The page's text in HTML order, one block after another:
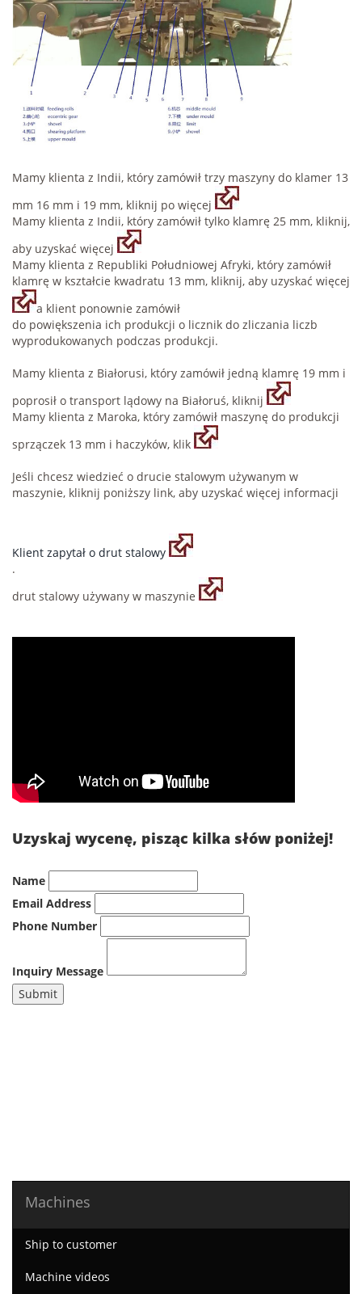
Mamy klienta z Indii, który zamówił trzy maszyny do klamer 13
mm 16 mm i 19 mm, kliknij po więcej
Mamy klienta z Indii, który zamówił tylko klamrę 25 mm, kliknij,
aby uzyskać więcej
Mamy klienta z Republiki Południowej Afryki, który zamówił
klamrę w kształcie kwadratu 13 mm, kliknij, aby uzyskać więcej
a klient ponownie zamówił
do powiększenia ich produkcji o licznik do zliczania liczb
wyprodukowanych podczas produkcji.
Mamy klienta z Białorusi, który zamówił jedną klamrę 19 mm i
poprosił o transport lądowy na Białoruś, kliknij
Mamy klienta z Maroka, który zamówił maszynę do produkcji
sprzączek 13 mm i haczyków, klik
Jeśli chcesz wiedzieć o drucie stalowym używanym w
maszynie, kliknij poniższy link, aby uzyskać więcej informacji
Klient zapytał o drut stalowy
.
drut stalowy używany w maszynie
Uzyskaj wycenę, pisząc kilka słów poniżej!
Name
Email Address
Phone Number
Inquiry Message
Submit
Machines
Ship to customer
Machine videos